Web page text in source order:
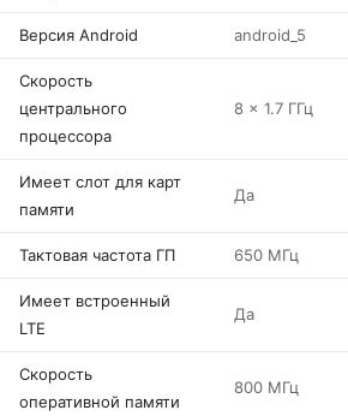
Версия Android android_5
Скорость
центрального
процессора
8 x 1.7 ГГц
Имеет слот для карт
памяти
Да
Тактовая частота ГП 650 МГц
Имеет встроенный
LTE
Да
Скорость
оперативной памяти
800 МГц